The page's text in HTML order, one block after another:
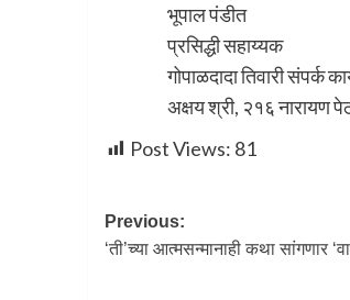
भूपाल पंडीत
प्रसिद्धी सहाय्यक
गोपाळदादा तिवारी संपर्क
अक्षय श्री, २१६ नारायण
Post Views: 81
Previous:
‘ती’च्या आत्मसन्मानाही कथा सांगणार